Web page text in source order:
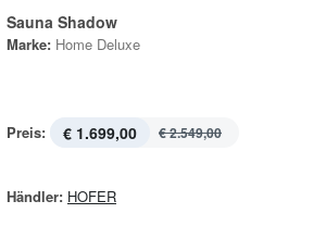
Sauna Shadow
Marke: Home Deluxe
Preis: € 1.699,00 € 2.549,00
Händler: HOFER